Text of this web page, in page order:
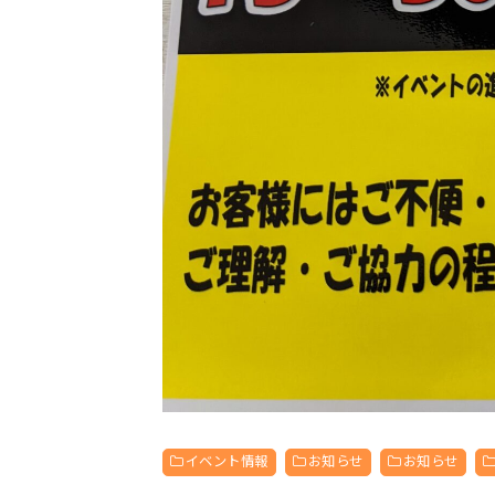
イベント情報 お知らせ お知らせ